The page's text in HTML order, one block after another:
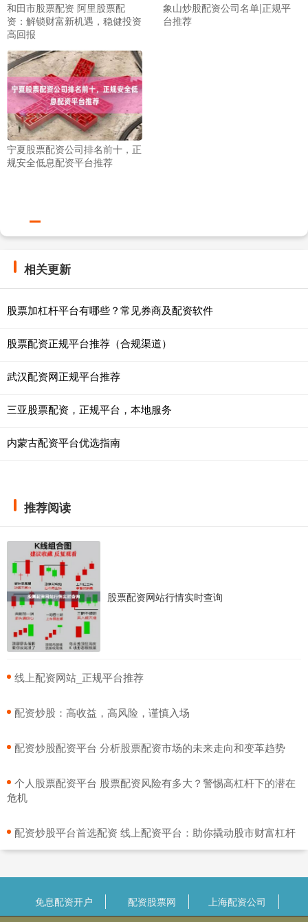
和田市股票配资 阿里股票配
资：解锁财富新机遇，稳健投资
高回报
象山炒股配资公司名单|正规平
台推荐
宁夏股票配资公司排名前十，正
规安全低息配资平台推荐
相关更新
股票加杠杆平台有哪些？常见券商及配资软件
股票配资正规平台推荐（合规渠道）
武汉配资网正规平台推荐
三亚股票配资，正规平台，本地服务
内蒙古配资平台优选指南
推荐阅读
股票配资网站行情实时查询
​线上配资网站_正规平台推荐
​配资炒股：高收益，高风险，谨慎入场
​配资炒股配资平台 分析股票配资市场的未来走向和变革趋势
​个人股票配资平台 股票配资风险有多大？警惕高杠杆下的潜在
危机
​配资炒股平台首选配资 线上配资平台：助你撬动股市财富杠杆
免息配资开户 配资股票网 上海配资公司